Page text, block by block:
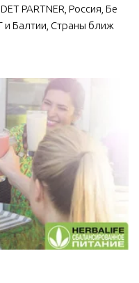
PARTNER, Россия, Бе
и Балтии, Страны ближ